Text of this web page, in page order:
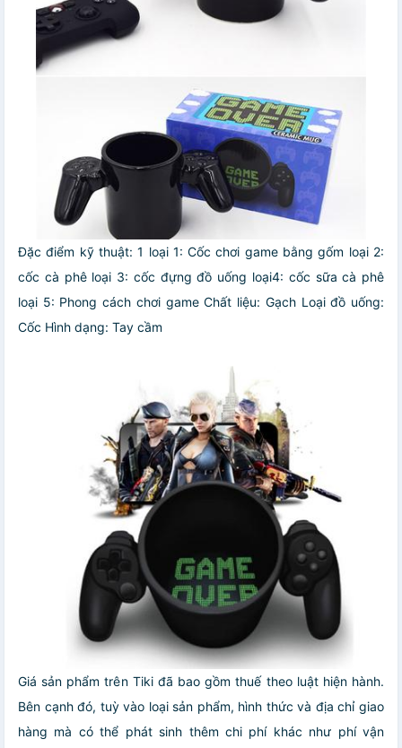
Đặc điểm kỹ thuật: 1 loại 1: Cốc chơi game bằng gốm loại 2:
cốc cà phê loại 3: cốc đựng đồ uống loại4: cốc sữa cà phê
loại 5: Phong cách chơi game Chất liệu: Gạch Loại đồ uống:
Cốc Hình dạng: Tay cầm
Giá sản phẩm trên Tiki đã bao gồm thuế theo luật hiện hành.
Bên cạnh đó, tuỳ vào loại sản phẩm, hình thức và địa chỉ giao
hàng mà có thể phát sinh thêm chi phí khác như phí vận